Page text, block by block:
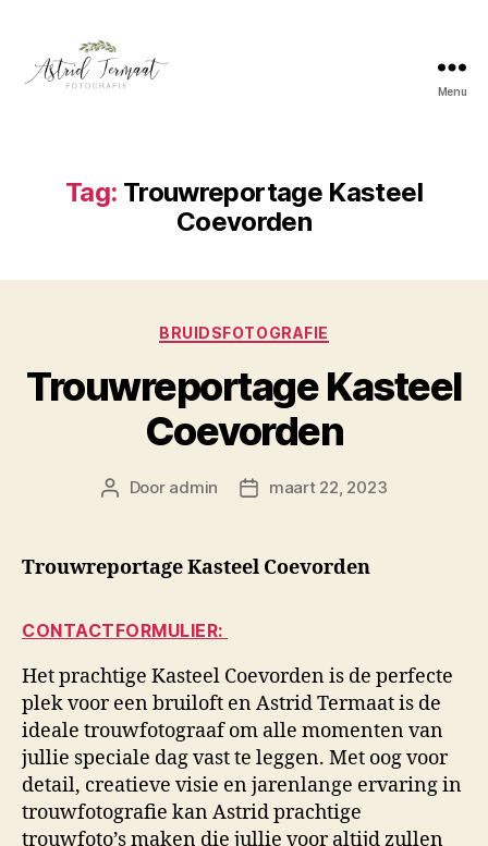
Menu
Tag: Trouwreportage Kasteel
Coevorden
Categorieën
BRUIDSFOTOGRAFIE
Trouwreportage Kasteel
Coevorden
Berichtauteur
Door admin Berichtdatum
maart 22, 2023
Trouwreportage Kasteel Coevorden
CONTACTFORMULIER:
Het prachtige Kasteel Coevorden is de perfecte
plek voor een bruiloft en Astrid Termaat is de
ideale trouwfotograaf om alle momenten van
jullie speciale dag vast te leggen. Met oog voor
detail, creatieve visie en jarenlange ervaring in
trouwfotografie kan Astrid prachtige
trouwfoto’s maken die jullie voor altijd zullen